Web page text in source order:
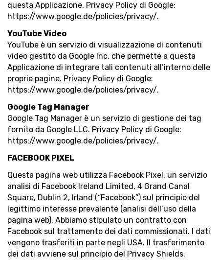
questa Applicazione. Privacy Policy di Google:
https://www.google.de/policies/privacy/.
YouTube Video
YouTube è un servizio di visualizzazione di contenuti
video gestito da Google Inc. che permette a questa
Applicazione di integrare tali contenuti all’interno delle
proprie pagine. Privacy Policy di Google:
https://www.google.de/policies/privacy/.
Google Tag Manager
Google Tag Manager è un servizio di gestione dei tag
fornito da Google LLC. Privacy Policy di Google:
https://www.google.de/policies/privacy/.
FACEBOOK PIXEL
Questa pagina web utilizza Facebook Pixel, un servizio
analisi di Facebook Ireland Limited, 4 Grand Canal
Square, Dublin 2, Irland (“Facebook”) sul principio del
legittimo interesse prevalente (analisi dell’uso della
pagina web). Abbiamo stipulato un contratto con
Facebook sul trattamento dei dati commissionati. I dati
vengono trasferiti in parte negli USA. Il trasferimento
dei dati avviene sul principio del Privacy Shields.